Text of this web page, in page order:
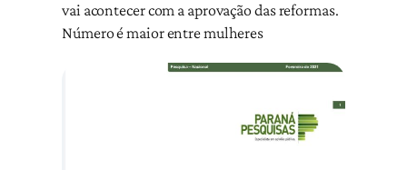
vai acontecer com a aprovação das reformas.
Número é maior entre mulheres